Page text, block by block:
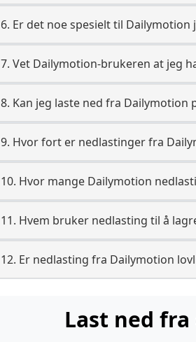
6. Er det noe spesielt til Dailymotion
7. Vet Dailymotion-brukeren at jeg
8. Kan jeg laste ned fra Dailymotion
9. Hvor fort er nedlastinger fra
10. Hvor mange Dailymotion
11. Hvem bruker nedlasting til å
12. Er nedlasting fra Dailymotion
Last ned